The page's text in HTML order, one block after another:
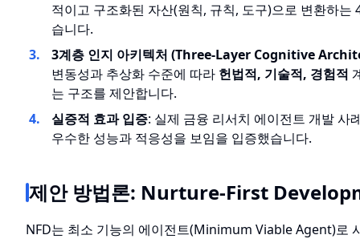
적이고 구조화된 자산(원칙, 규칙, 도구)으로 변환하
습니다.
3계층 인지 아키텍처 (Three-Layer Cognitive
변동성과 추상화 수준에 따라 헌법적, 기술적, 경험적
는 구조를 제안합니다.
실증적 효과 입증: 실제 금융 리서치 에이전트 개발 사
우수한 성능과 적응성을 보임을 입증했습니다.
제안 방법론: Nurture-First
NFD는 최소 기능의 에이전트(Minimum Viable Agent)로